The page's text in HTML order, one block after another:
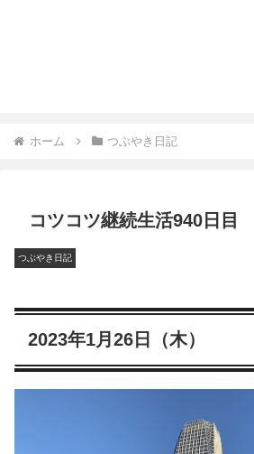
ホーム つぶやき日記
コツコツ継続生活940日目
つぶやき日記
2023年1月26日（木）